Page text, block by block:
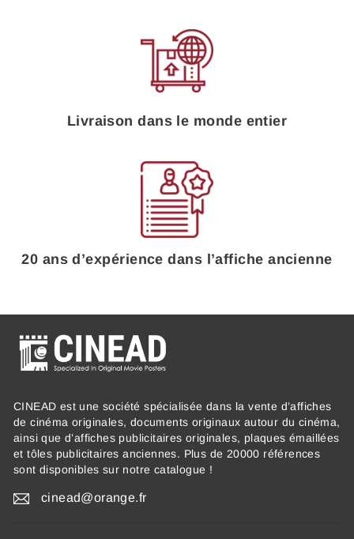
Livraison dans le monde entier
20 ans d’expérience dans l’affiche ancienne
CINEAD est une société spécialisée dans la vente d’affiches
de cinéma originales, documents originaux autour du cinéma,
ainsi que d’affiches publicitaires originales, plaques émaillées
et tôles publicitaires anciennes. Plus de 20000 références
sont disponibles sur notre catalogue !
cinead@orange.fr